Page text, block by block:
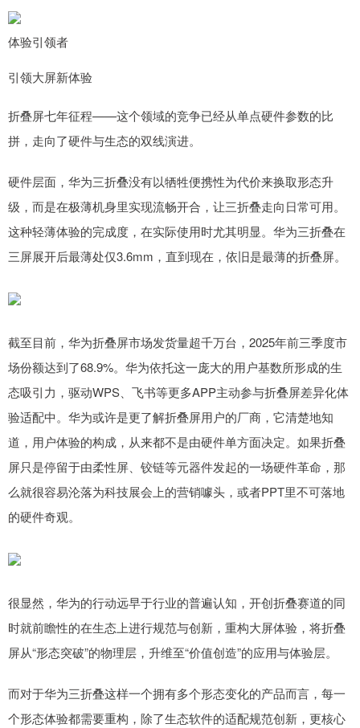
体验引领者
引领大屏新体验
折叠屏七年征程——这个领域的竞争已经从单点硬件参数的比
拼，走向了硬件与生态的双线演进。
硬件层面，华为三折叠没有以牺牲便携性为代价来换取形态升
级，而是在极薄机身里实现流畅开合，让三折叠走向日常可用。
这种轻薄体验的完成度，在实际使用时尤其明显。华为三折叠在
三屏展开后最薄处仅3.6mm，直到现在，依旧是最薄的折叠屏。
截至目前，华为折叠屏市场发货量超千万台，2025年前三季度市
场份额达到了68.9%。华为依托这一庞大的用户基数所形成的生
态吸引力，驱动WPS、飞书等更多APP主动参与折叠屏差异化体
验适配中。华为或许是更了解折叠屏用户的厂商，它清楚地知
道，用户体验的构成，从来都不是由硬件单方面决定。如果折叠
屏只是停留于由柔性屏、铰链等元器件发起的一场硬件革命，那
么就很容易沦落为科技展会上的营销噱头，或者PPT里不可落地
的硬件奇观。
很显然，华为的行动远早于行业的普遍认知，开创折叠赛道的同
时就前瞻性的在生态上进行规范与创新，重构大屏体验，将折叠
屏从“形态突破”的物理层，升维至“价值创造”的应用与体验层。
而对于华为三折叠这样一个拥有多个形态变化的产品而言，每一
个形态体验都需要重构，除了生态软件的适配规范创新，更核心